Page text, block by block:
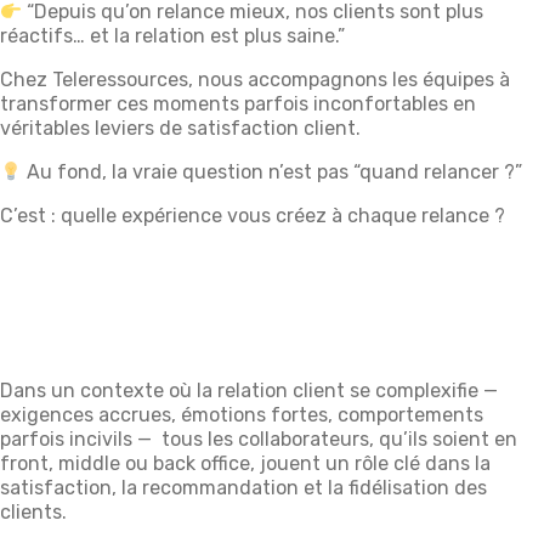
“Depuis qu’on relance mieux, nos clients sont plus
réactifs… et la relation est plus saine.”
Chez Teleressources, nous accompagnons les équipes à
transformer ces moments parfois inconfortables en
véritables leviers de satisfaction client.
Au fond, la vraie question n’est pas “quand relancer ?”
C’est : quelle expérience vous créez à chaque relance ?
Dans un contexte où la relation client se complexifie —
exigences accrues, émotions fortes, comportements
parfois incivils — tous les collaborateurs, qu’ils soient en
front, middle ou back office, jouent un rôle clé dans la
satisfaction, la recommandation et la fidélisation des
clients.